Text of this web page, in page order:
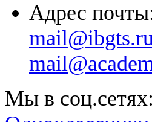
Адрес
Мы в соц.сетях: